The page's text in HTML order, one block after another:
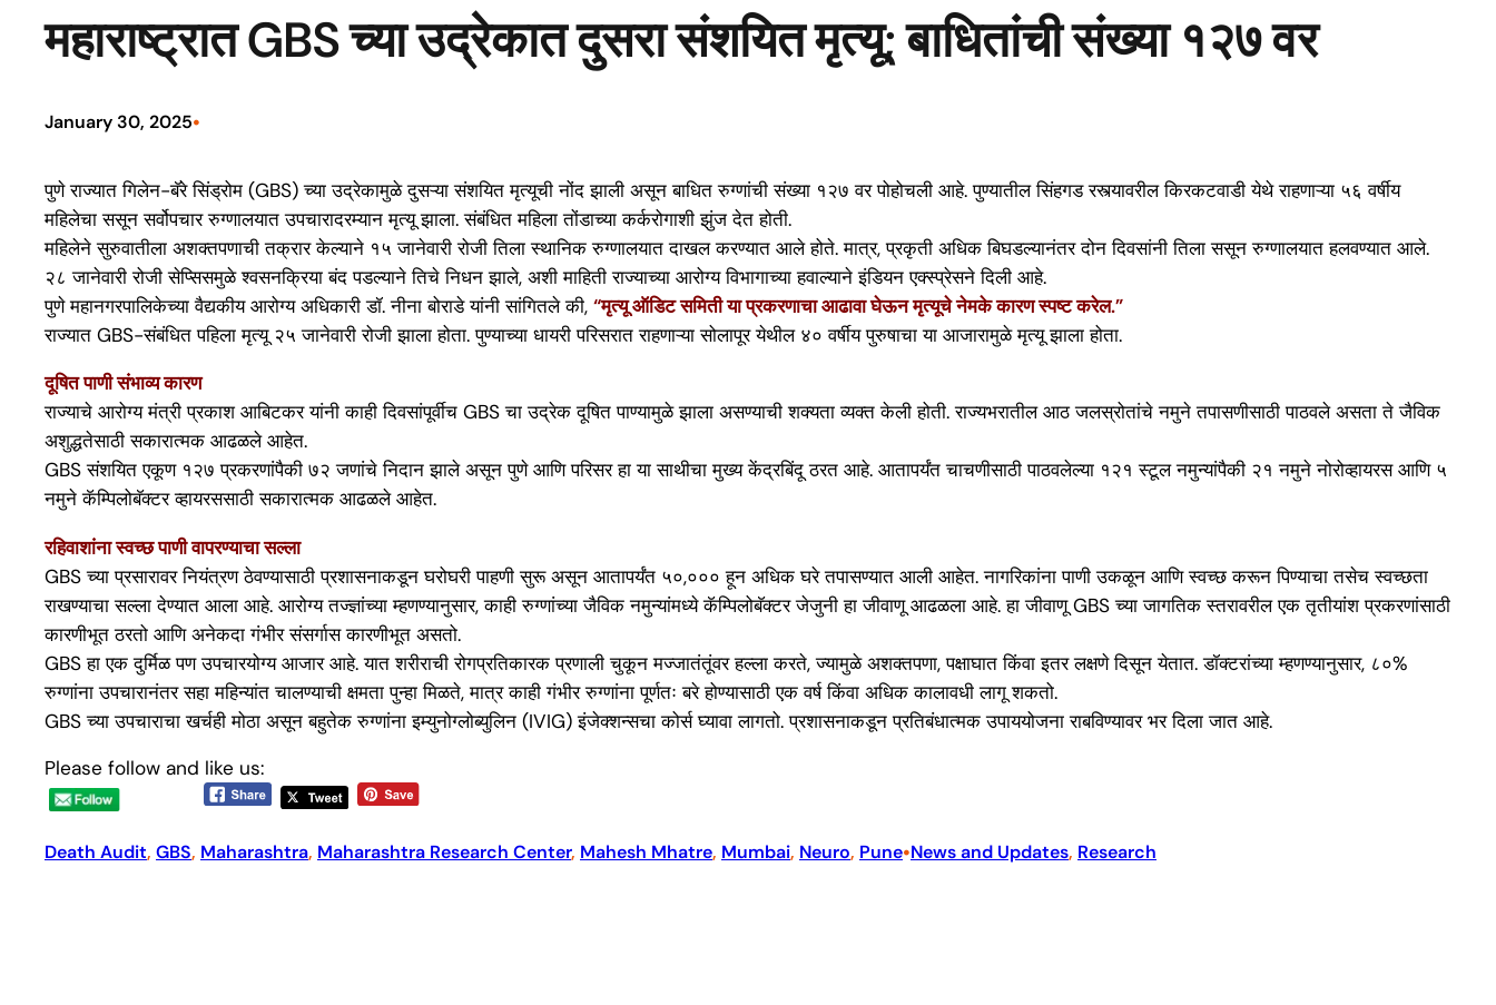
महाराष्ट्रात GBS च्या उद्रेकात दुसरा संशयित मृत्यू; बाधितांची संख्या १२७ वर
January 30, 2025•
पुणे राज्यात गिलेन-बॅरे सिंड्रोम (GBS) च्या उद्रेकामुळे दुसऱ्या संशयित मृत्यूची नोंद झाली असून बाधित रुग्णांची संख्या १२७ वर पोहोचली आहे. पुण्यातील सिंहगड रस्त्यावरील किरकटवाडी येथे राहणाऱ्या ५६ वर्षीय
महिलेचा ससून सर्वोपचार रुग्णालयात उपचारादरम्यान मृत्यू झाला. संबंधित महिला तोंडाच्या कर्करोगाशी झुंज देत होती.
महिलेने सुरुवातीला अशक्तपणाची तक्रार केल्याने १५ जानेवारी रोजी तिला स्थानिक रुग्णालयात दाखल करण्यात आले होते. मात्र, प्रकृती अधिक बिघडल्यानंतर दोन दिवसांनी तिला ससून रुग्णालयात हलवण्यात आले.
२८ जानेवारी रोजी सेप्सिसमुळे श्वसनक्रिया बंद पडल्याने तिचे निधन झाले, अशी माहिती राज्याच्या आरोग्य विभागाच्या हवाल्याने इंडियन एक्स्प्रेसने दिली आहे.
पुणे महानगरपालिकेच्या वैद्यकीय आरोग्य अधिकारी डॉ. नीना बोराडे यांनी सांगितले की, “मृत्यू ऑडिट समिती या प्रकरणाचा आढावा घेऊन मृत्यूचे नेमके कारण स्पष्ट करेल.”
राज्यात GBS-संबंधित पहिला मृत्यू २५ जानेवारी रोजी झाला होता. पुण्याच्या धायरी परिसरात राहणाऱ्या सोलापूर येथील ४० वर्षीय पुरुषाचा या आजारामुळे मृत्यू झाला होता.
दूषित पाणी संभाव्य कारण
राज्याचे आरोग्य मंत्री प्रकाश आबिटकर यांनी काही दिवसांपूर्वीच GBS चा उद्रेक दूषित पाण्यामुळे झाला असण्याची शक्यता व्यक्त केली होती. राज्यभरातील आठ जलस्रोतांचे नमुने तपासणीसाठी पाठवले असता ते जैविक
अशुद्धतेसाठी सकारात्मक आढळले आहेत.
GBS संशयित एकूण १२७ प्रकरणांपैकी ७२ जणांचे निदान झाले असून पुणे आणि परिसर हा या साथीचा मुख्य केंद्रबिंदू ठरत आहे. आतापर्यंत चाचणीसाठी पाठवलेल्या १२१ स्टूल नमुन्यांपैकी २१ नमुने नोरोव्हायरस आणि ५
नमुने कॅम्पिलोबॅक्टर व्हायरससाठी सकारात्मक आढळले आहेत.
रहिवाशांना स्वच्छ पाणी वापरण्याचा सल्ला
GBS च्या प्रसारावर नियंत्रण ठेवण्यासाठी प्रशासनाकडून घरोघरी पाहणी सुरू असून आतापर्यंत ५०,००० हून अधिक घरे तपासण्यात आली आहेत. नागरिकांना पाणी उकळून आणि स्वच्छ करून पिण्याचा तसेच स्वच्छता
राखण्याचा सल्ला देण्यात आला आहे. आरोग्य तज्ज्ञांच्या म्हणण्यानुसार, काही रुग्णांच्या जैविक नमुन्यांमध्ये कॅम्पिलोबॅक्टर जेजुनी हा जीवाणू आढळला आहे. हा जीवाणू GBS च्या जागतिक स्तरावरील एक तृतीयांश प्रकरणांसाठी
कारणीभूत ठरतो आणि अनेकदा गंभीर संसर्गास कारणीभूत असतो.
GBS हा एक दुर्मिळ पण उपचारयोग्य आजार आहे. यात शरीराची रोगप्रतिकारक प्रणाली चुकून मज्जातंतूंवर हल्ला करते, ज्यामुळे अशक्तपणा, पक्षाघात किंवा इतर लक्षणे दिसून येतात. डॉक्टरांच्या म्हणण्यानुसार, ८०%
रुग्णांना उपचारानंतर सहा महिन्यांत चालण्याची क्षमता पुन्हा मिळते, मात्र काही गंभीर रुग्णांना पूर्णतः बरे होण्यासाठी एक वर्ष किंवा अधिक कालावधी लागू शकतो.
GBS च्या उपचाराचा खर्चही मोठा असून बहुतेक रुग्णांना इम्युनोग्लोब्युलिन (IVIG) इंजेक्शन्सचा कोर्स घ्यावा लागतो. प्रशासनाकडून प्रतिबंधात्मक उपाययोजना राबविण्यावर भर दिला जात आहे.
Please follow and like us:
Death Audit, GBS, Maharashtra, Maharashtra Research Center, Mahesh Mhatre, Mumbai, Neuro, Pune•News and Updates, Research